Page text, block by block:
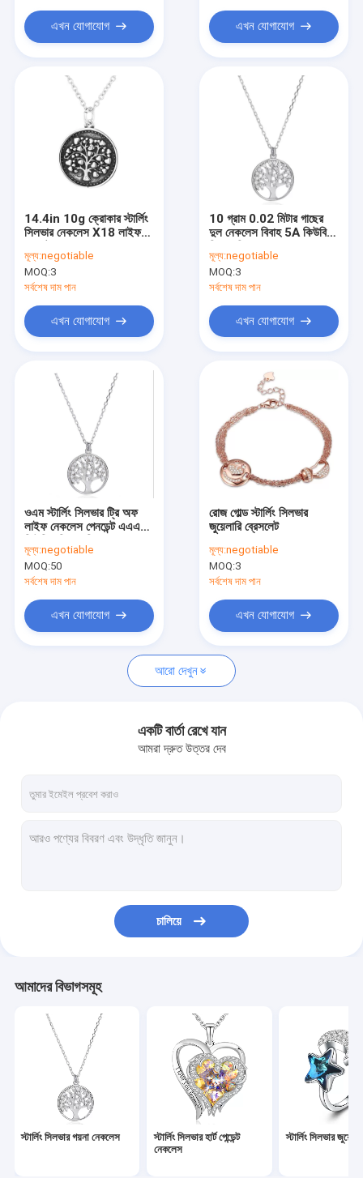
পণ্য
আমাদের সম্পর্কে
কারখানা ভ্রমণ
যোগাযোগ করুন
কেস
স্টার্লিং সিলভার গয়না নেকলেস
স্টার্লিং সিলভার জুয়েলারির রিং
স্টার্লিং সিলভার গয়না কানের দুল
স্টার্লিং সিলভার গয়না ব্রেসলেট
কাস্টম সিলভার ব্রেসলেট
স্টার্লিং সিলভার নেকলেস চেইন
চিঠিপত্রের অলঙ্কার
এখন যোগাযোগ এখন যোগাযোগ
14.4in 10g ক্রোকার স্টার্লিং
সিলভার নেকলেস X18 লাইফ
মূল্য:negotiable
MOQ:3
সর্বশেষ দাম পান
এখন যোগাযোগ
10 গ্রাম 0.02 মিটার গাছের
দুল নেকলেস বিবাহ 5A কিউবিক
মূল্য:negotiable
MOQ:3
সর্বশেষ দাম পান
এখন যোগাযোগ
ওএম স্টার্লিং সিলভার ট্রি অফ
লাইফ নেকলেস পেনডেন্ট এএএএ
মূল্য:negotiable
MOQ:50
সর্বশেষ দাম পান
এখন যোগাযোগ
রোজ গোল্ড স্টার্লিং সিলভার
জুয়েলারি ব্রেসলেট
মূল্য:negotiable
MOQ:3
সর্বশেষ দাম পান
এখন যোগাযোগ
আরো দেখুন
একটি বার্তা রেখে যান
আমরা দ্রুত উত্তর দেব
চালিয়ে
আমাদের বিভাগসমূহ
স্টার্লিং সিলভার গয়না নেকলেস
স্টার্লিং সিলভার হার্ট পেন্ডেন্ট
নেকলেস
স্টার্লিং সিলভার